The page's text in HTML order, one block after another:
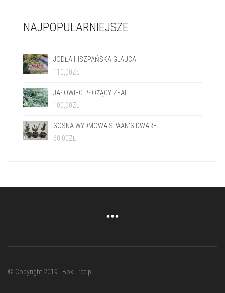
NAJPOPULARNIEJSZE
JODŁA HISZPAŃSKA GLAUCA
110,00ZŁ
JAŁOWIEC PŁOŻĄCY ZEAL
100,00ZŁ
SOSNA WYDMOWA SPAAN'S DWARF
60,00ZŁ
© Copyright 2019 | Box-Tree.pl